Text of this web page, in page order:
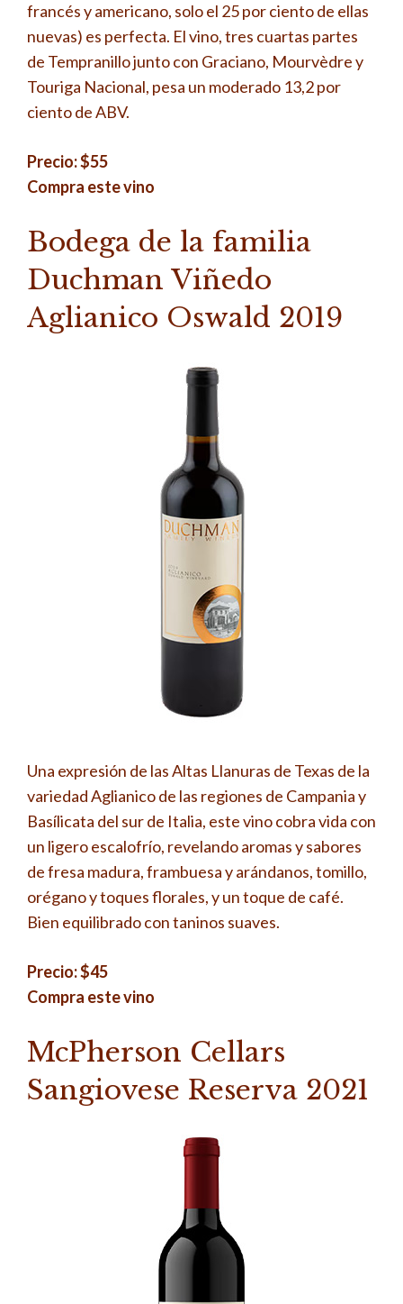
francés y americano, solo el 25 por ciento de ellas
nuevas) es perfecta. El vino, tres cuartas partes
de Tempranillo junto con Graciano, Mourvèdre y
Touriga Nacional, pesa un moderado 13,2 por
ciento de ABV.
Precio: $55
Compra este vino
Bodega de la familia
Duchman Viñedo
Aglianico Oswald 2019
Una expresión de las Altas Llanuras de Texas de la
variedad Aglianico de las regiones de Campania y
Basílicata del sur de Italia, este vino cobra vida con
un ligero escalofrío, revelando aromas y sabores
de fresa madura, frambuesa y arándanos, tomillo,
orégano y toques florales, y un toque de café.
Bien equilibrado con taninos suaves.
Precio: $45
Compra este vino
McPherson Cellars
Sangiovese Reserva 2021